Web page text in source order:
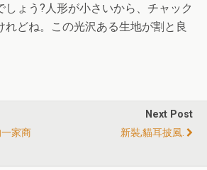
しょう?人形が小さいから、チャック
れどね。この光沢ある生地が割と良
家商
Next Post
新裝,貓耳披風.